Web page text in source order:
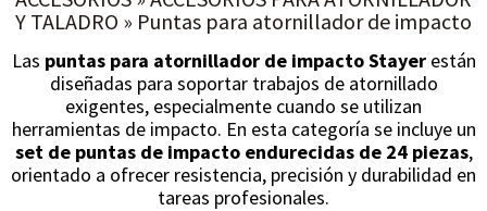
Y TALADRO » Puntas para atornillador de impacto
Las puntas para atornillador de impacto Stayerestán
diseñadas para soportar trabajos de atornillado
exigentes, especialmente cuando se utilizan
herramientas de impacto. En esta categoría se incluye un
set de puntas de impacto endurecidas de 24 piezas,
orientado a ofrecer resistencia, precisión y durabilidad en
tareas profesionales.